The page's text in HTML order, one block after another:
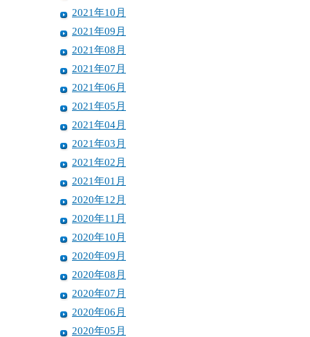
2021年10月
2021年09月
2021年08月
2021年07月
2021年06月
2021年05月
2021年04月
2021年03月
2021年02月
2021年01月
2020年12月
2020年11月
2020年10月
2020年09月
2020年08月
2020年07月
2020年06月
2020年05月